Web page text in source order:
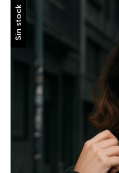
Sin stock